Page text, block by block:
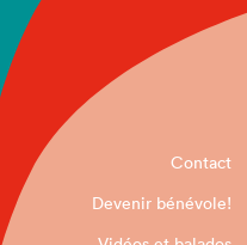
Contact
Devenir bénévole!